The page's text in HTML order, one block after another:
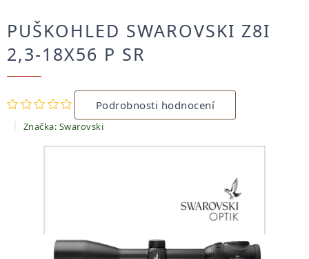
PUŠKOHLED SWAROVSKI Z8I
2,3-18X56 P SR
Průměrné
hodnocení
produktu
je
0,0
Podrobnosti hodnocení
Značka: Swarovski